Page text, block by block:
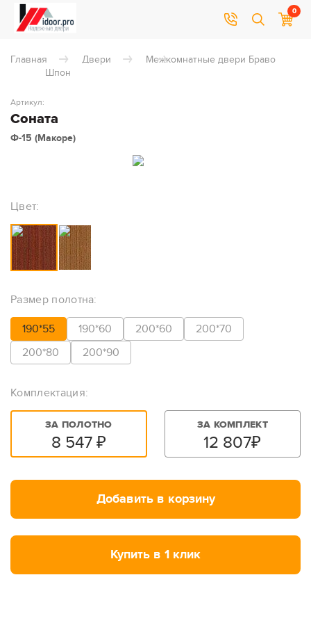
0
Главная Двери
Межкомнатные двери Браво
Шпон
Соната
Артикул:
Ф-15 (Макоре)
Цвет:
Размер полотна:
190*55 190*60 200*60
200*70
200*80
200*90
Комплектация:
ЗА ПОЛОТНО
8 547 ₽
ЗА КОМПЛЕКТ
12 807₽
Добавить в корзину
Купить в 1 клик